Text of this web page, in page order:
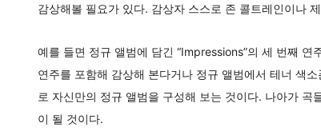
감상해볼 필요가 있다. 감상자 스스로 존 콜트레인이나
예를 들면 정규 앨범에 담긴 “Impressions”의 세 번째
연주를 포함해 감상해 본다거나 정규 앨범에서 테너 색
로 자신만의 정규 앨범을 구성해 보는 것이다. 나아가
이 될 것이다.